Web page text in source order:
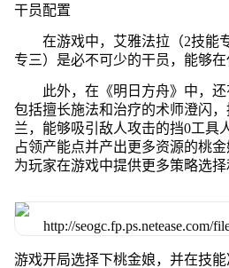
干员配置
在游戏中，艾雅法拉（2技能
专三）是必不可少的干员，能够在
此外，在《明日方舟》中，还
包括擅长施法和治疗的术师澄闪
兰，能够吸引敌人攻击的挡0工具
占领产能点并产出更多资源的桃
为玩家在游戏中提供更多策略选择
游戏开局选择下桃金娘，并在技